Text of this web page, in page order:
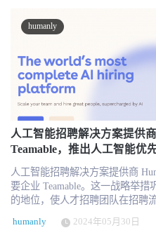
能）简化招聘流程，平台能够自
动交流，目前每月可处理超过
台已完成超 500 万次自动化面试
Humanly 的候选人满意度评分高
平均水平。 其核心技术优势在
解与行为分析，自动进行人岗
牲候选人体验的前提下，将传统
5 天，大幅提升了招聘效率。 融
司官方透露，此轮融资将主要用于三个方向：
引入更多结构化对话数据分析、
客户的拓展，尤其是在北美市场； 扩大团队规模：当前团队人
36人，未来计划在AI工程、客户
扩招。 Humanly 联合创始人兼CEO在声明中表示：“我们正在建立一
个让每位候选人都能被认真对待
humanly
人工智能招聘解决方案提供
Teamable，推出人工智能优
人工智能招聘解决方案提供商
要企业 Teamable。这一战略举
的地位，使人才招聘团队在招聘流
Teamable的收购使Humanly能够
具，以大规模地寻找、吸引、筛
humanly 2024年05月30日